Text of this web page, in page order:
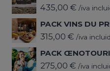
435,00 € /iva
PACK VINS DU
315,00 € /iva
PACK
275,00 € /iva